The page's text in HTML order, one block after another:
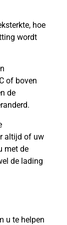
hoe
wordt
of boven
de
altijd of uw
met de
de lading
u te helpen